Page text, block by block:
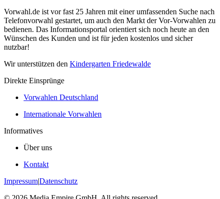
Vorwahl.de ist vor fast 25 Jahren mit einer umfassenden Suche nach
Telefonvorwahl gestartet, um auch den Markt der Vor-Vorwahlen zu
bedienen. Das Informationsportal orientiert sich noch heute an den
Wünschen des Kunden und ist für jeden kostenlos und sicher
nutzbar!
Wir unterstützen den Kindergarten Friedewalde
Direkte Einsprünge
Vorwahlen Deutschland
Internationale Vorwahlen
Informatives
Über uns
Kontakt
Impressum|Datenschutz